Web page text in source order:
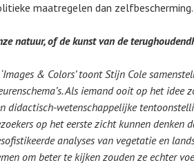
maatregelen dan zelfbescherming.
natuur, of de kunst van de
& Colors’ toont Stijn Cole
Als iemand ooit op het
didactisch-wetenschappelijke
op het eerste zicht kunnen denken
analyses van vegetatie en
om beter te kijken zouden ze echter